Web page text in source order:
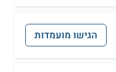
הגישו מועמדות